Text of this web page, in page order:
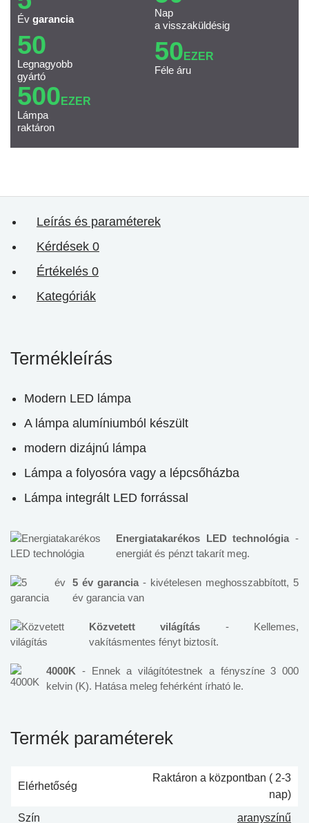
Év garancia
Nap
a visszaküldésig
50
Legnagyobb
gyártó
50 EZER
Féle áru
500 EZER
Lámpa
raktáron
Leírás és paraméterek
Kérdések 0
Értékelés 0
Kategóriák
Termékleírás
Modern LED lámpa
A lámpa alumíniumból készült
modern dizájnú lámpa
Lámpa a folyosóra vagy a lépcsőházba
Lámpa integrált LED forrással
Energiatakarékos LED technológia -
energiát és pénzt takarít meg.
5 év garancia - kivételesen meghosszabbított, 5
év garancia van
Közvetett világítás - Kellemes,
vakításmentes fényt biztosít.
4000K - Ennek a világítótestnek a fényszíne 3 000
kelvin (K). Hatása meleg fehérként írható le.
Termék paraméterek
Elérhetőség
Raktáron a központban ( 2-3
nap)
Szín
aranyszínű